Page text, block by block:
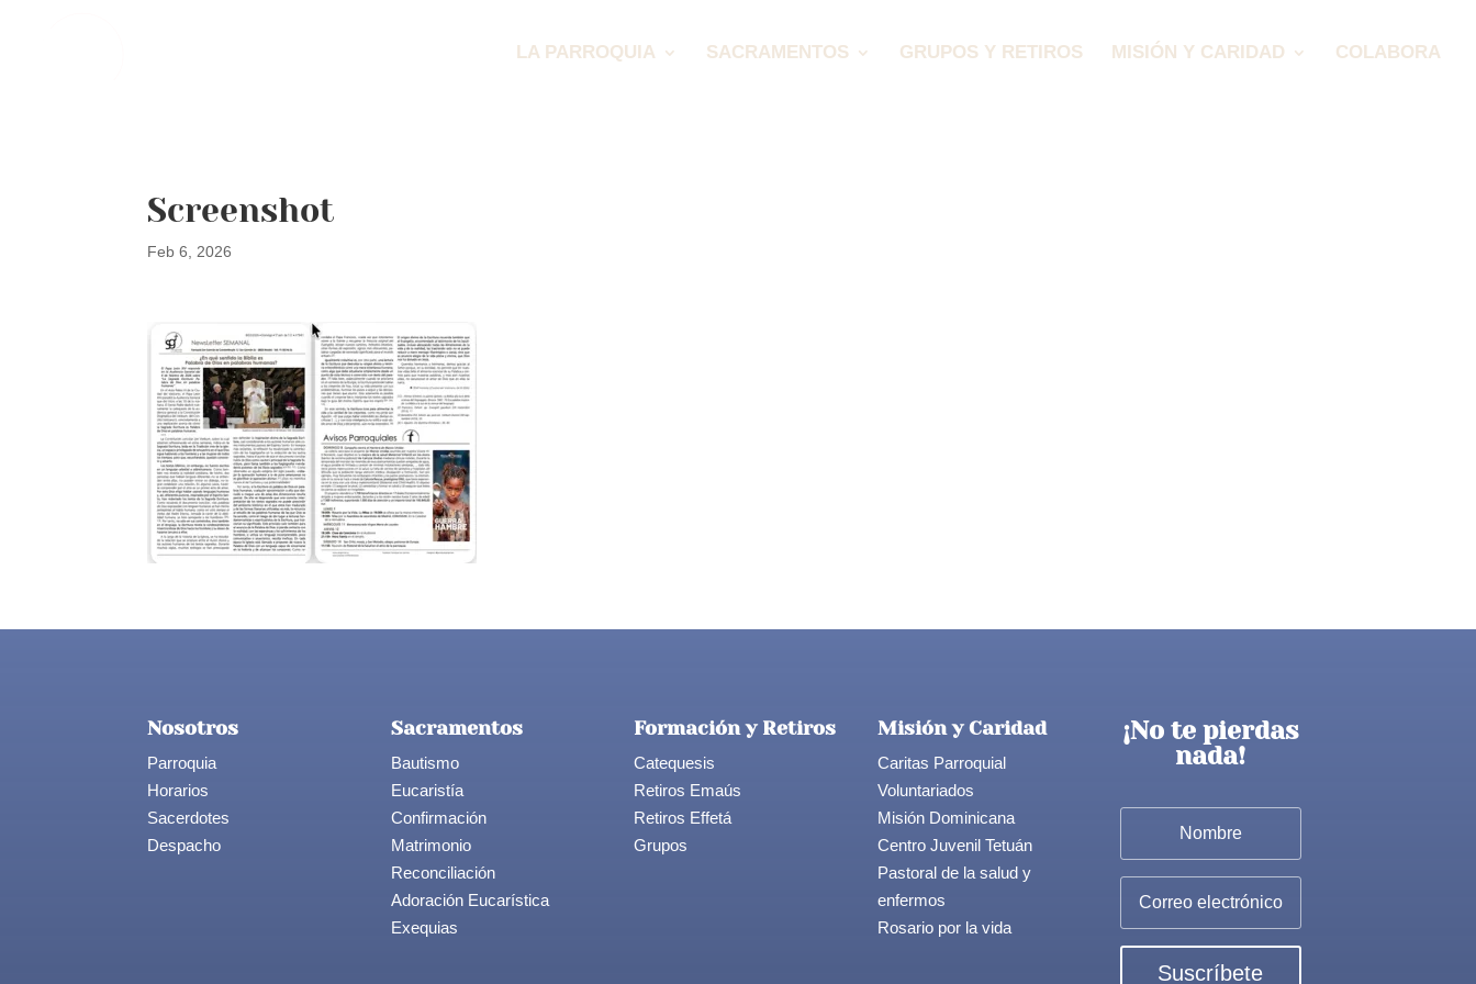
LA PARROQUIA SACRAMENTOS GRUPOS Y RETIROS MISIÓN Y CARIDAD COLABORA
Screenshot
Feb 6, 2026
Nosotros
Parroquia
Horarios
Sacerdotes
Despacho
Sacramentos
Bautismo
Eucaristía
Confirmación
Matrimonio
Reconciliación
Adoración Eucarística
Exequias
Formación y Retiros
Catequesis
Retiros Emaús
Retiros Effetá
Grupos
Misión y Caridad
Caritas Parroquial
Voluntariados
Misión Dominicana
Centro Juvenil Tetuán
Pastoral de la salud y
enfermos
Rosario por la vida
¡No te pierdas
nada!
Suscríbete